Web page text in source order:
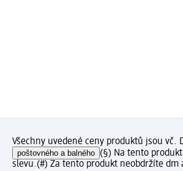
Všechny uvedené ceny produktů jsou vč.
poštovného a balného (§) Na tento
slevu.(#) Za tento produkt neobdržíte dm